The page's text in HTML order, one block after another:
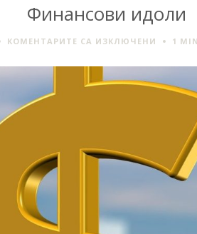
Финансови идоли
КОМЕНТАРИТЕ СА ИЗКЛЮЧЕНИ ЗА
ИДОЛИ
1 MIN